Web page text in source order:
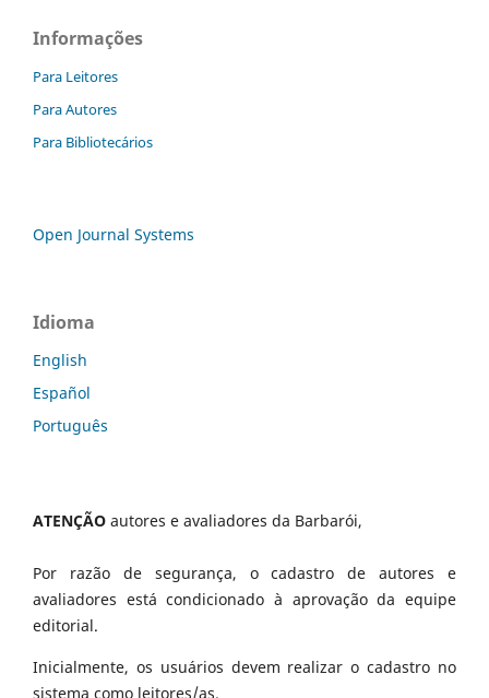
Informações
Para Leitores
Para Autores
Para Bibliotecários
Open Journal Systems
Idioma
English
Español
Português
ATENÇÃO autores e avaliadores da Barbarói,
Por razão de segurança, o cadastro de autores e
avaliadores está condicionado à aprovação da equipe
editorial.
Inicialmente, os usuários devem realizar o cadastro no
sistema como leitores/as.